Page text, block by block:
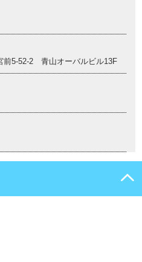
前5-52-2 青山オーバルビル13F